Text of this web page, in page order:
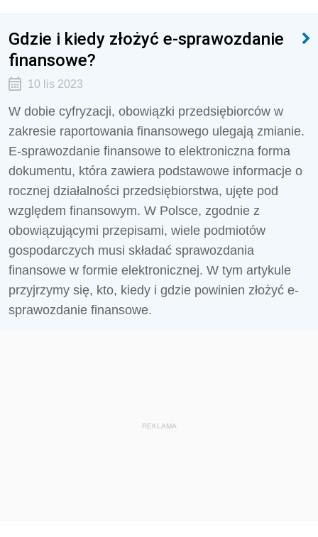
Gdzie i kiedy złożyć e-sprawozdanie
finansowe?
10 lis 2023
W dobie cyfryzacji, obowiązki przedsiębiorców w
zakresie raportowania finansowego ulegają zmianie.
E-sprawozdanie finansowe to elektroniczna forma
dokumentu, która zawiera podstawowe informacje o
rocznej działalności przedsiębiorstwa, ujęte pod
względem finansowym. W Polsce, zgodnie z
obowiązującymi przepisami, wiele podmiotów
gospodarczych musi składać sprawozdania
finansowe w formie elektronicznej. W tym artykule
przyjrzymy się, kto, kiedy i gdzie powinien złożyć e-
sprawozdanie finansowe.
REKLAMA